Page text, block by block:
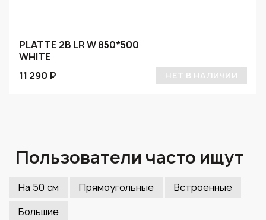
PLATTE 2B LR W 850*500
WHITE
11 290 ₽
НЕТ В НАЛИЧИИ
Пользователи часто ищут
На 50 см Прямоугольные
Встроенные
Большие